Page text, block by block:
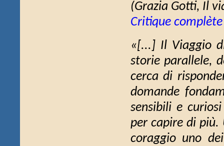
(Grazia Gotti, Il
Critique complète
«[...] Il Viaggio
storie parallele,
cerca di
domande
sensibili e
per capire di più.
coraggio uno